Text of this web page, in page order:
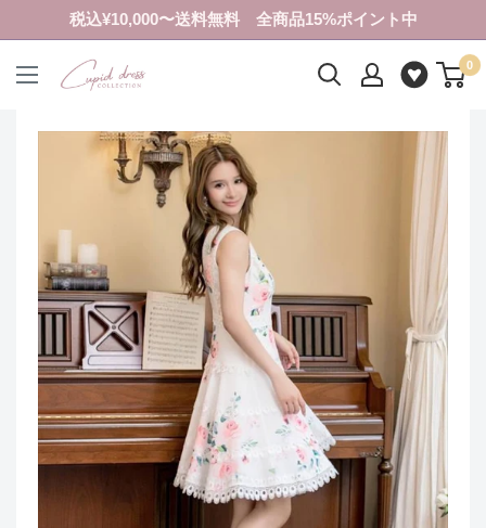
ン
税込¥10,000〜送料無料 全商品15%ポイント中
ク
ド
レ
ク
ョ
ン
0